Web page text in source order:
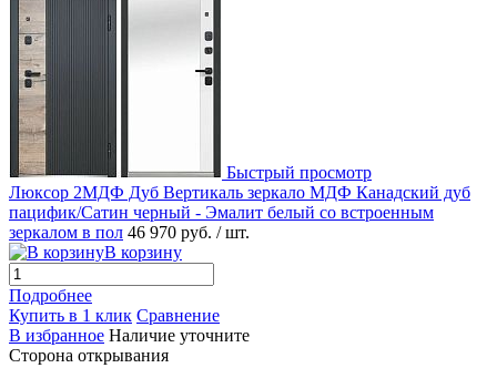
Быстрый просмотр
Люксор 2МДФ Дуб Вертикаль зеркало МДФ Канадский дуб
пацифик/Сатин черный - Эмалит белый со встроенным
зеркалом в пол 46 970 руб. / шт.
В корзину
Подробнее
Купить в 1 клик Сравнение
В избранное Наличие уточните
Сторона открывания